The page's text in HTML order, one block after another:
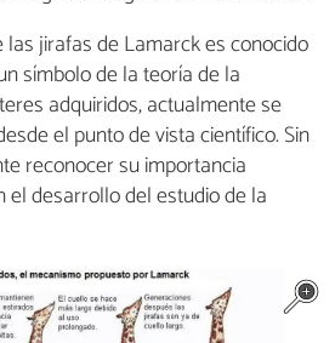
jirafas de Lamarck es conocido
símbolo de la teoría de la
adquiridos, actualmente se
el punto de vista científico. Sin
reconocer su importancia
el desarrollo del estudio de la